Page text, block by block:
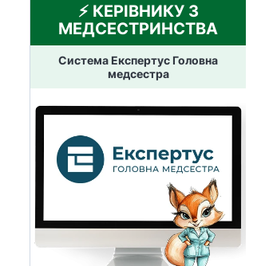
⚡️ КЕРІВНИКУ З
МЕДСЕСТРИНСТВА
Система Експертус Головна
медсестра